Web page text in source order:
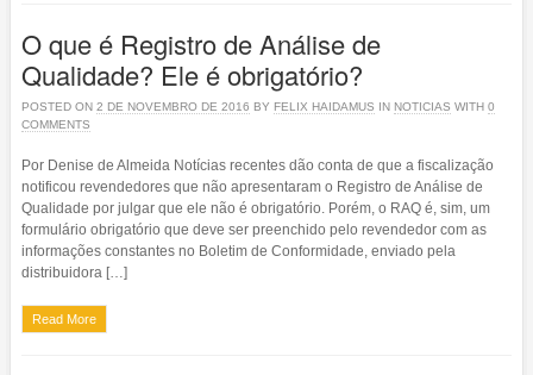
O que é Registro de Análise de
Qualidade? Ele é obrigatório?
POSTED ON 2 DE NOVEMBRO DE 2016 BY FELIX HAIDAMUS IN NOTICIAS WITH 0
COMMENTS
Por Denise de Almeida Notícias recentes dão conta de que a fiscalização
notificou revendedores que não apresentaram o Registro de Análise de
Qualidade por julgar que ele não é obrigatório. Porém, o RAQ é, sim, um
formulário obrigatório que deve ser preenchido pelo revendedor com as
informações constantes no Boletim de Conformidade, enviado pela
distribuidora […]
Read More